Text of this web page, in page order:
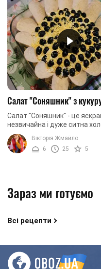
Салат "Соняшник" з
Салат "Соняшник" - це
незвичайна і дуже ситна
закуска. Страва являє собою
квітки, тому для
будемо ...
Вікторія Жмайло
6
25 5
Зараз ми готуємо
Всі рецепти